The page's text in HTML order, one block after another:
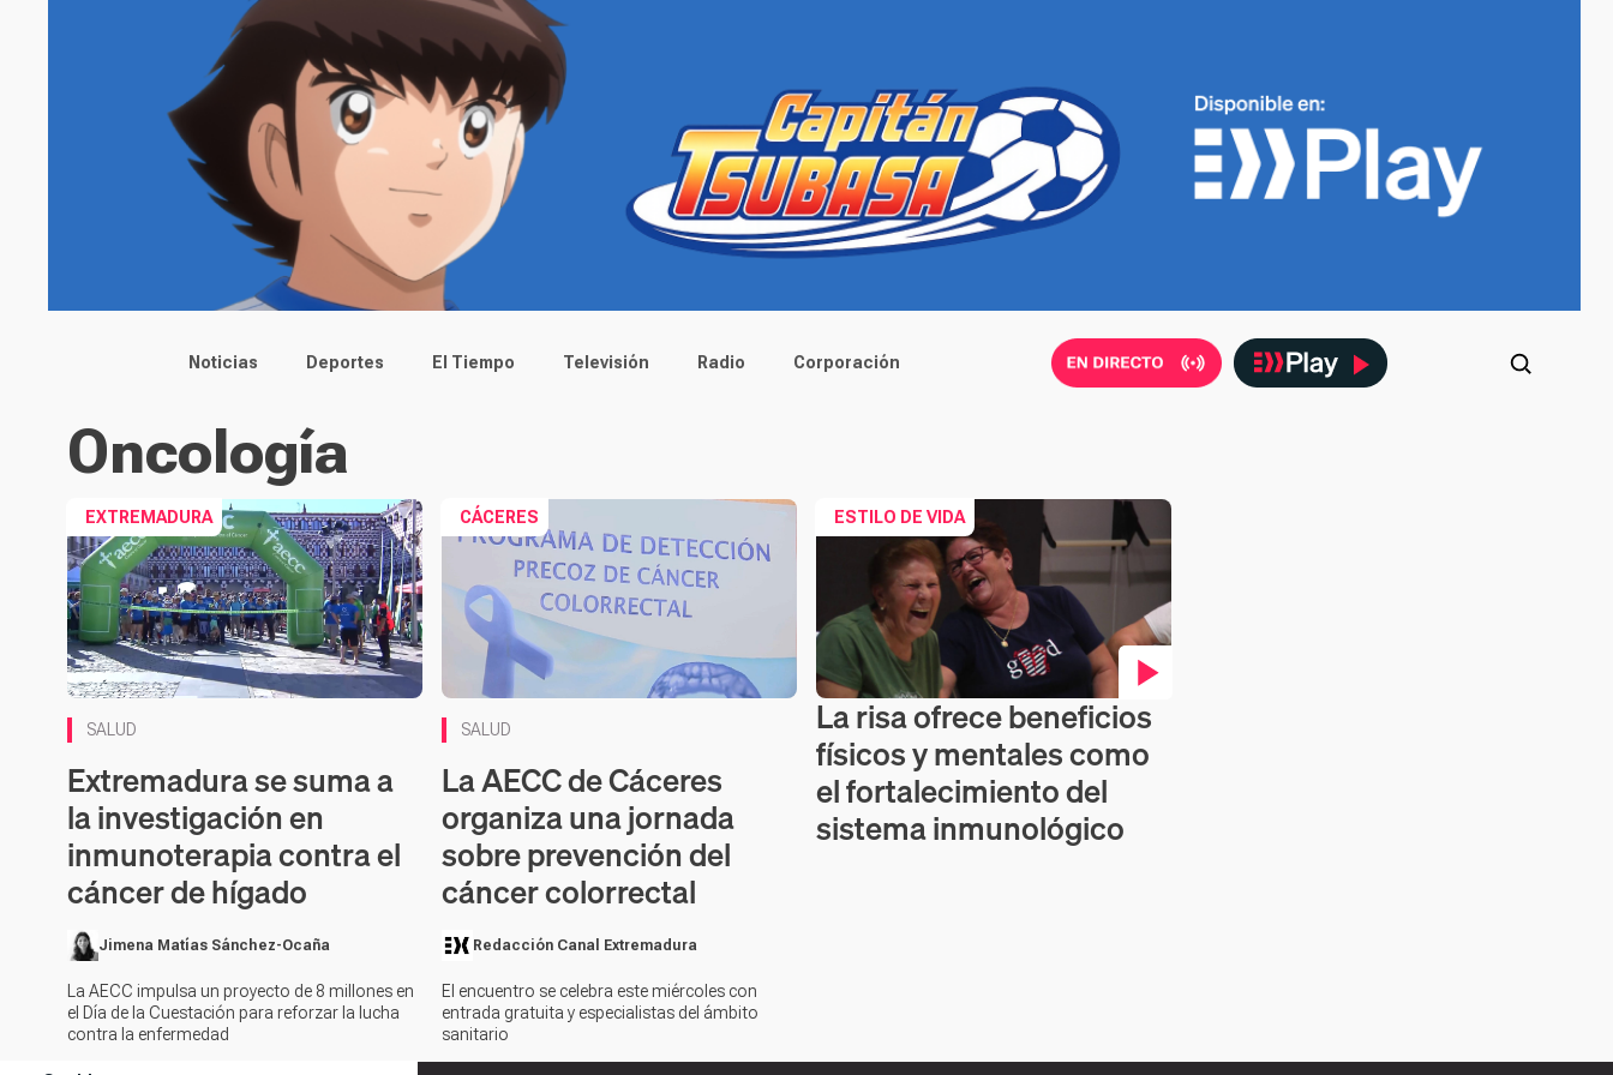
Main menu
Noticias Deportes El Tiempo Televisión Radio Corporación
Oncología
EXTREMADURA
SALUD
Extremadura se suma a
la investigación en
inmunoterapia contra el
cáncer de hígado
Jimena Matías Sánchez-Ocaña
La AECC impulsa un proyecto de 8 millones en
el Día de la Cuestación para reforzar la lucha
contra la enfermedad
CÁCERES
SALUD
La AECC de Cáceres
organiza una jornada
sobre prevención del
cáncer colorrectal
Redacción Canal Extremadura
El encuentro se celebra este miércoles con
entrada gratuita y especialistas del ámbito
sanitario
ESTILO DE VIDA
Contenido en vídeo
La risa ofrece beneficios
físicos y mentales como
el fortalecimiento del
sistema inmunológico